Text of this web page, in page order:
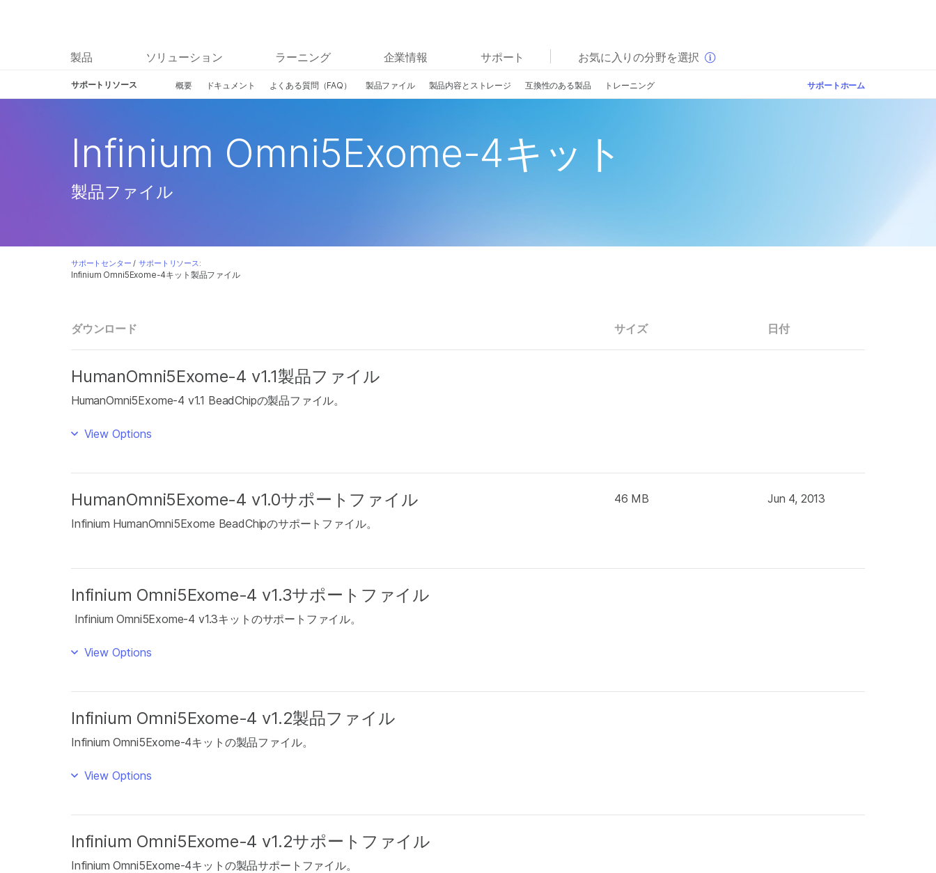
製品 ソリューション ラーニング 企業情報 サポート お気に入りの分野を選択
サポートリソース 概要 ドキュメント よくある質問（FAQ） 製品ファイル 製品内容とストレージ 互換性のある製品 トレーニング サポートホーム
Infinium Omni5Exome-4キット製品ファイル
Infinium Omni5Exome-4キット
製品ファイル
サポートセンター / サポートリソース:
ダウンロード サイズ 日付
HumanOmni5Exome-4 v1.1製品ファイル
HumanOmni5Exome-4 v1.1 BeadChipの製品ファイル。
View Options
HumanOmni5Exome-4 v1.0サポートファイル
Infinium HumanOmni5Exome BeadChipのサポートファイル。
46 MB Jun 4, 2013
Infinium Omni5Exome-4 v1.3サポートファイル
Infinium Omni5Exome-4 v1.3キットのサポートファイル。
View Options
Infinium Omni5Exome-4 v1.2製品ファイル
Infinium Omni5Exome-4キットの製品ファイル。
View Options
Infinium Omni5Exome-4 v1.2サポートファイル
Infinium Omni5Exome-4キットの製品サポートファイル。
お気に入りの分野を選択すると、関連性の高いコンテン
ツへのリンクが表示されます:
がん研究
複雑な疾患
臨床オンコロジー